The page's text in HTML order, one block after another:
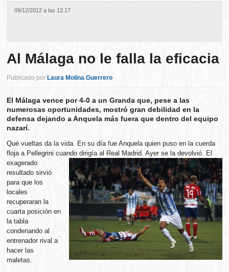
09/12/2012 a las 12:17
Al Málaga no le falla la eficacia
Publicado por Laura Molina Guerrero
El Málaga vence por 4-0 a un Granda que, pese a las
numerosas oportunidades, mostró gran debilidad en la
defensa dejando a Anquela más fuera que dentro del equipo
nazarí.
Qué vueltas da la vida. En su día fue Anquela quien puso en la cuerda
floja a Pellegrini cuando dirigía al Real Madrid. Ayerse la devolvió. El
exagerado
resultado sirvió
para que los
locales
recuperaran la
cuarta posición en
la tabla
condenando al
entrenador rival a
hacer las
maletas.